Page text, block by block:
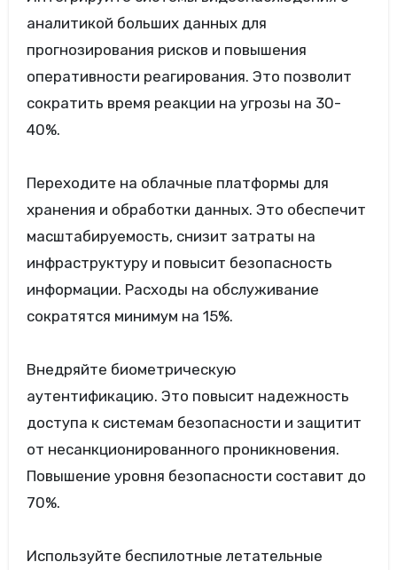
аналитикой больших данных для
прогнозирования рисков и повышения
оперативности реагирования. Это позволит
сократить время реакции на угрозы на 30-
40%.
Переходите на облачные платформы для
хранения и обработки данных. Это обеспечит
масштабируемость, снизит затраты на
инфраструктуру и повысит безопасность
информации. Расходы на обслуживание
сократятся минимум на 15%.
Внедряйте биометрическую
аутентификацию. Это повысит надежность
доступа к системам безопасности и защитит
от несанкционированного проникновения.
Повышение уровня безопасности составит до
70%.
Используйте беспилотные летательные